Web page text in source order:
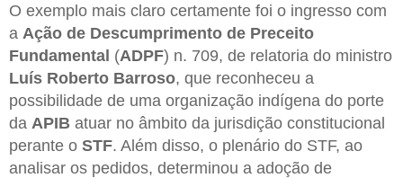
O exemplo mais claro certamente foi o ingresso com
a Ação de Descumprimento de Preceito
Fundamental (ADPF) n. 709, de relatoria do ministro
Luís Roberto Barroso, que reconheceu a
possibilidade de uma organização indígena do porte
da APIB atuar no âmbito da jurisdição constitucional
perante o STF. Além disso, o plenário do STF, ao
analisar os pedidos, determinou a adoção de